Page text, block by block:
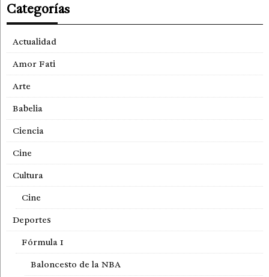
Categorías
Actualidad
Amor Fati
Arte
Babelia
Ciencia
Cine
Cultura
Cine
Deportes
Fórmula 1
Baloncesto de la NBA